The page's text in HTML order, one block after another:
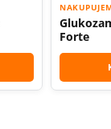
Forte